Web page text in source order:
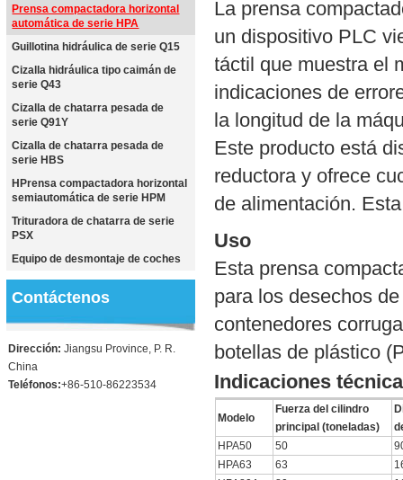
Prensa compactadora horizontal
automática de serie HPA
Guillotina hidráulica de serie Q15
Cizalla hidráulica tipo caimán de
serie Q43
Cizalla de chatarra pesada de
serie Q91Y
Cizalla de chatarra pesada de
serie HBS
HPrensa compactadora horizontal
semiautomática de serie HPM
Trituradora de chatarra de serie
PSX
Equipo de desmontaje de coches
Contáctenos
Dirección: Jiangsu Province, P. R.
China
Teléfonos:+86-510-86223534
La prensa
un dispositivo PLC
táctil que muestra el
indicaciones de
la longitud de la
Este producto está
reductora y ofrece
de alimentación.
Uso
Esta prensa
para los desechos
contenedores
botellas de plástico
Indicaciones
Modelo
Fuerza del cilindro
principal (toneladas)
HPA50
50
HPA63
63